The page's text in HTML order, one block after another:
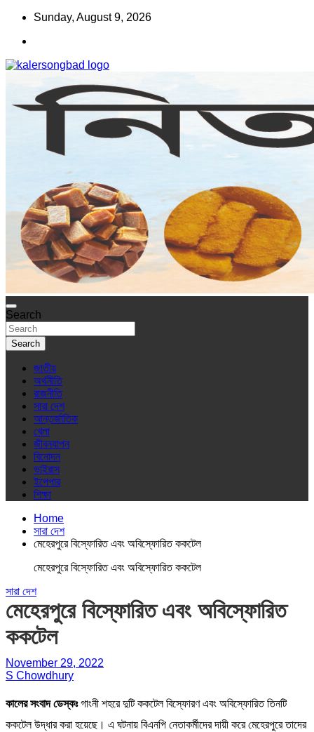
Skip
content
Sunday, August 9, 2026
কালের সংবাদ
www.kalersongbad.com
Search
Search
জাতীয়
অর্থনীতি
রাজনীতি
সারা দেশ
আন্তর্জাতিক
খেলা
জীবনযাপন
বিনোদন
ভাইরাস
ইপেপার
শিক্ষা
Home
সারা দেশ
মেহেরপুরে বিস্ফোরিত এবং অবিস্ফোরিত ককটেল
মেহেরপুরে বিস্ফোরিত এবং অবিস্ফোরিত ককটেল
সারা দেশ
মেহেরপুরে বিস্ফোরিত এবং অবিস্ফোরিত
ককটেল
November 29, 2022
S Chowdhury
কালের সংবাদ ডেস্কঃগাংনী শহরে দুটি ককটেল বিস্ফোরণ এবং অবিস্ফোরিত তিনটি
ককটেল উদ্ধার করা হয়েছে। এ ঘটনায় বিএনপি নেতাকর্মীদের দায়ী করে মেহেরপুরে তাদের